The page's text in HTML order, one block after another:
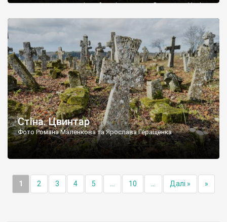
поховали на цвинтарі, який тоді називався Замковим. Нині на
ньому чимало хрестів 19 століття, є такі, де епітафії стер […]
Стіна. Цвинтар
Фото Романа Маленкова та Ярослава Геращенка
1 2 3 4 5 10 Далі » »